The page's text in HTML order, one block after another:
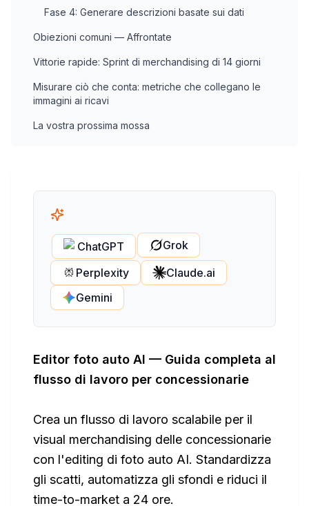
Fase 4: Generare descrizioni basate sui dati
Obiezioni comuni — Affrontate
Vittorie rapide: Sprint di merchandising di 14 giorni
Misurare ciò che conta: metriche che collegano le
immagini ai ricavi
La vostra prossima mossa
ChatGPT
Grok
Perplexity
Claude.ai
Gemini
Editor foto auto AI — Guida completa al
flusso di lavoro per concessionarie
Crea un flusso di lavoro scalabile per il
visual merchandising delle concessionarie
con l'editing di foto auto AI. Standardizza
gli scatti, automatizza gli sfondi e riduci il
time-to-market a 24 ore.